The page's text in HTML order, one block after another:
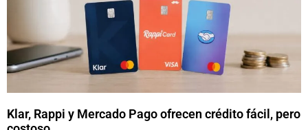
Klar, Rappi y Mercado Pago ofrecen crédito fácil, pero